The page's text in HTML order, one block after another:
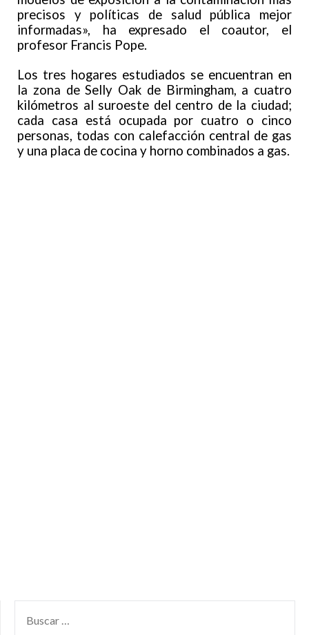
precisos y políticas de salud pública mejor
informadas», ha expresado el coautor, el
profesor Francis Pope.
Los tres hogares estudiados se encuentran en
la zona de Selly Oak de Birmingham, a cuatro
kilómetros al suroeste del centro de la ciudad;
cada casa está ocupada por cuatro o cinco
personas, todas con calefacción central de gas
y una placa de cocina y horno combinados a gas.